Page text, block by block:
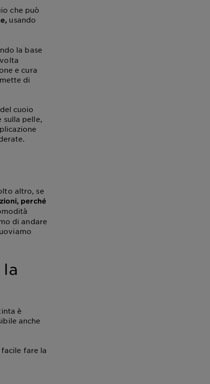
che può
usando
la base
e cura
di
cuoio
sulla pelle,
altro, se
perché
di andare
è
anche
fare la